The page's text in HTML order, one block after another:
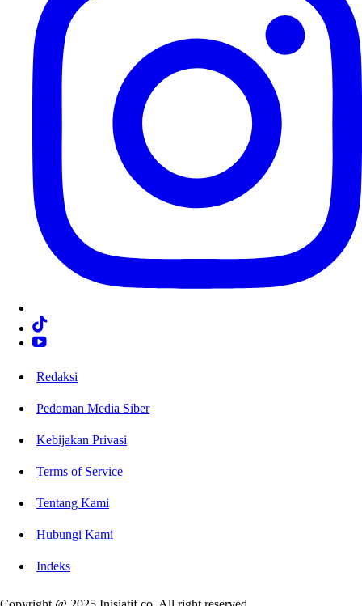
Redaksi
Pedoman Media Siber
Kebijakan Privasi
Terms of Service
Tentang Kami
Hubungi Kami
Indeks